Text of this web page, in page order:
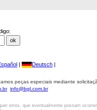
| Deutsch |
peças especiais mediante
info@bgl.com.br
erros, que eventualmente possam